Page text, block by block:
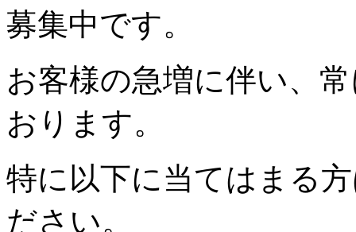
募集中です。
お客様の急増に伴い、
おります。
特に以下に当てはまる
ださい。